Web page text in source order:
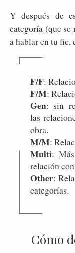
Y después de
categoría (que
a hablar en tu fic,
F/F:
F/M:
Gen: sin
las
obra.
M/M:
Multi:
relación
Other:
categorías.
Cómo